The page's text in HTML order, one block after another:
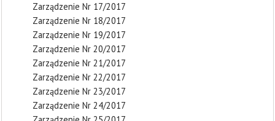
Zarządzenie Nr 17/2017
Zarządzenie Nr 18/2017
Zarządzenie Nr 19/2017
Zarządzenie Nr 20/2017
Zarządzenie Nr 21/2017
Zarządzenie Nr 22/2017
Zarządzenie Nr 23/2017
Zarządzenie Nr 24/2017